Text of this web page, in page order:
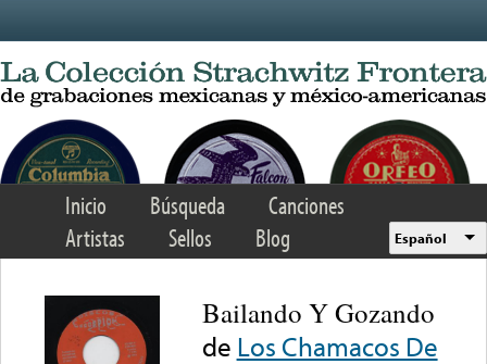
Inicio Búsqueda
Canciones
Artistas
Sellos Blog Español
Bailando Y Gozando
de Los Chamacos De